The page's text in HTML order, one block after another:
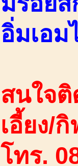
อิ่มเอม
สนใจ
เอี้ยง/
โทร.